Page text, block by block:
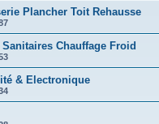
Plancher Toit Rehausse
Chauffage Froid
& Electronique